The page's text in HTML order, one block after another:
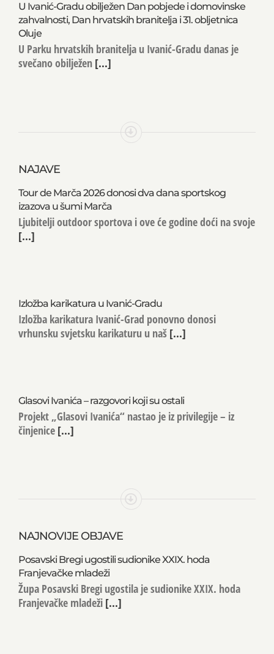
U Ivanić-Gradu obilježen Dan pobjede i domovinske
zahvalnosti, Dan hrvatskih branitelja i 31. obljetnica
Oluje
U Parku hrvatskih branitelja u Ivanić-Gradu danas je
svečano obilježen [...]
NAJAVE
Tour de Marča 2026 donosi dva dana sportskog
izazova u šumi Marča
Ljubitelji outdoor sportova i ove će godine doći na svoje
[...]
Izložba karikatura u Ivanić-Gradu
Izložba karikatura Ivanić-Grad ponovno donosi
vrhunsku svjetsku karikaturu u naš [...]
Glasovi Ivanića – razgovori koji su ostali
Projekt „Glasovi Ivanića“ nastao je iz privilegije – iz
činjenice [...]
NAJNOVIJE OBJAVE
Posavski Bregi ugostili sudionike XXIX. hoda
Franjevačke mladeži
Župa Posavski Bregi ugostila je sudionike XXIX. hoda
Franjevačke mladeži [...]